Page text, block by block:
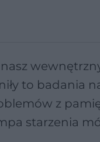
to badania
z
starzenia